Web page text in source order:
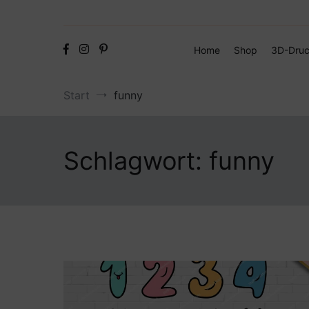
Home
Shop 3D-
Start funny
Schlagwort: funny